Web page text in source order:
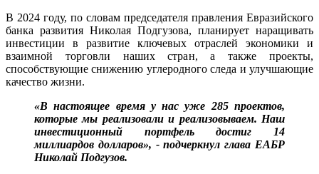
В 2024 году, по словам председателя правления Евразийского
банка развития Николая Подгузова, планирует наращивать
инвестиции в развитие ключевых отраслей экономики и
взаимной торговли наших стран, а также проекты,
способствующие снижению углеродного следа и улучшающие
качество жизни.
«В настоящее время у нас уже 285 проектов,
которые мы реализовали и реализовываем. Наш
инвестиционный портфель достиг 14
миллиардов долларов», - подчеркнул глава ЕАБР
Николай Подгузов.